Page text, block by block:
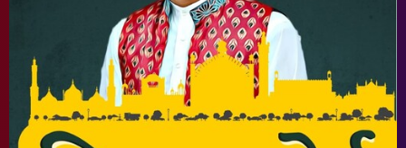
FOLLOW US ON
Copyright ©2026 Living Media India Limited. For reprint rights: Syndications